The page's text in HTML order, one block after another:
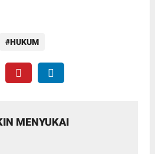
HUKUM
MENYUKAI